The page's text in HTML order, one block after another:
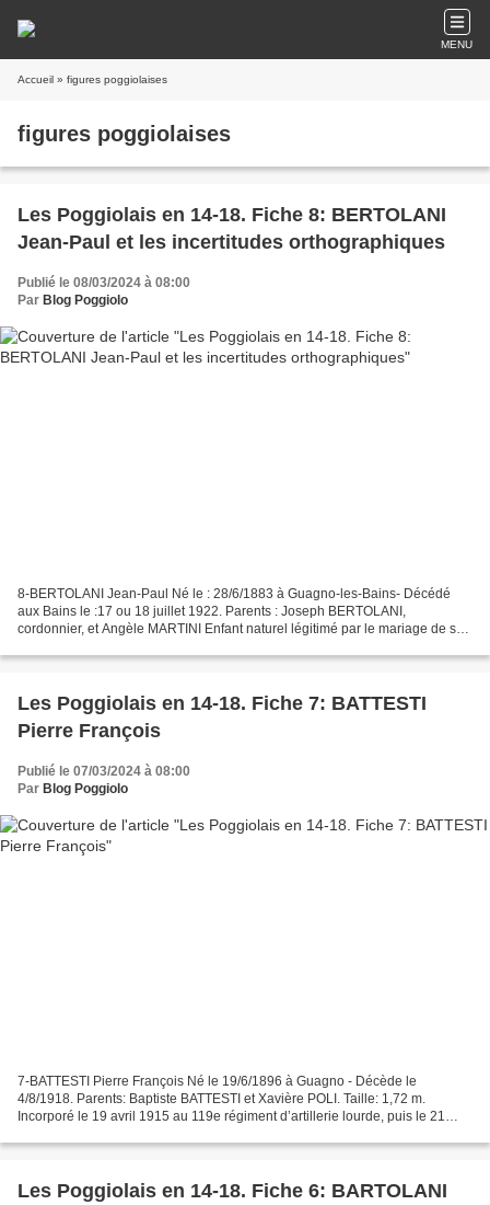
MENU
Accueil » figures poggiolaises
figures poggiolaises
Les Poggiolais en 14-18. Fiche 8: BERTOLANI
Jean-Paul et les incertitudes orthographiques
Publié le 08/03/2024 à 08:00
Par Blog Poggiolo
8-BERTOLANI Jean-Paul Né le : 28/6/1883 à Guagno-les-Bains- Décédé
aux Bains le :17 ou 18 juillet 1922. Parents : Joseph BERTOLANI,
cordonnier, et Angèle MARTINI Enfant naturel légitimé par le mariage de ses
Les Poggiolais en 14-18. Fiche 7: BATTESTI
Pierre François
Publié le 07/03/2024 à 08:00
Par Blog Poggiolo
7-BATTESTI Pierre François Né le 19/6/1896 à Guagno - Décède le
4/8/1918. Parents: Baptiste BATTESTI et Xavière POLI. Taille: 1,72 m.
Incorporé le 19 avril 1915 au 119e régiment d’artillerie lourde, puis le 21
Les Poggiolais en 14-18. Fiche 6: BARTOLANI